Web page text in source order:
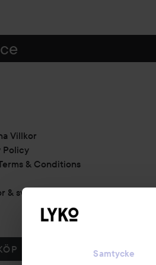
Samtycke
Villkor
Policy
& Conditions
& svar